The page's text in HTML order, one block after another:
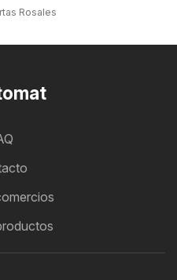
Rosales